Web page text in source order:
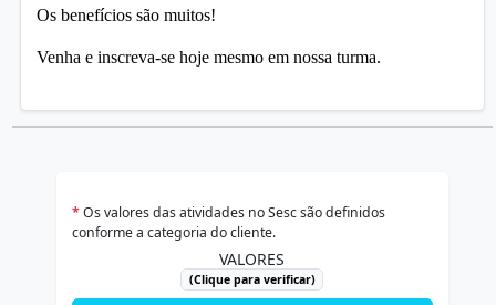
Os benefícios são muitos!
Venha e inscreva-se hoje mesmo em nossa turma.
*Os valores das atividades no Sesc são definidos
conforme a categoria do cliente.
VALORES
(Clique para verificar)